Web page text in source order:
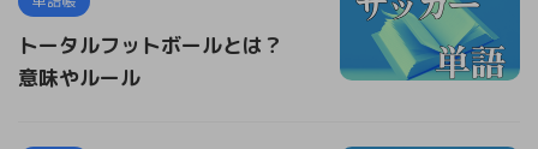
トータルフットボールとは？
意味やルール